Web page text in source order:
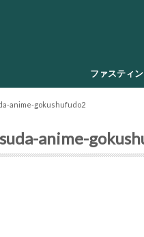
ファスティ
anime-gokushufudo2
anime-